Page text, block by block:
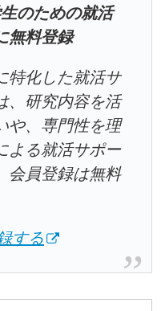
のための就活
無料登録
特化した就活サ
、研究内容を活
や、専門性を理
よる就活サポー
会員登録は無料
する